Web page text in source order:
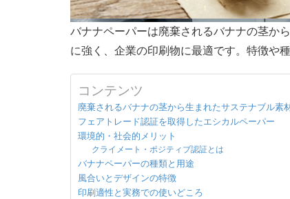
バナナペーパーは廃棄されるバナナの茎か
に強く、企業の印刷物に最適です。特徴や
コンテンツ
廃棄されるバナナの茎から生まれたサステナブル素
フェアトレード認証を取得したエシカルペーパー
環境的・社会的メリット
クライメート・ポジティブ認証とは
バナナペーパーの種類と用途
風合いとデザインの特徴
印刷適性と実務での使いどころ